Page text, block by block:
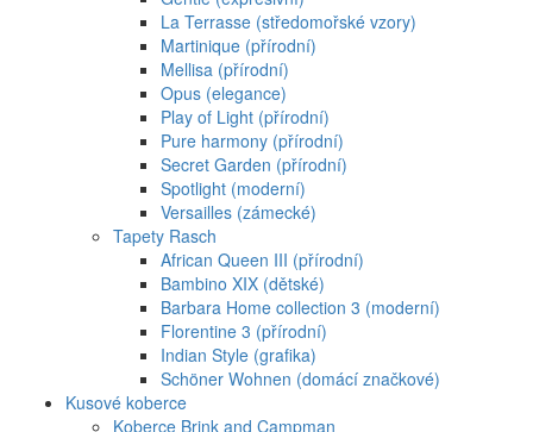
La Terrasse (středomořské vzory)
Martinique (přírodní)
Mellisa (přírodní)
Opus (elegance)
Play of Light (přírodní)
Pure harmony (přírodní)
Secret Garden (přírodní)
Spotlight (moderní)
Versailles (zámecké)
Tapety Rasch
African Queen III (přírodní)
Bambino XIX (dětské)
Barbara Home collection 3 (moderní)
Florentine 3 (přírodní)
Indian Style (grafika)
Schöner Wohnen (domácí značkové)
Kusové koberce
Koberce Brink and Campman